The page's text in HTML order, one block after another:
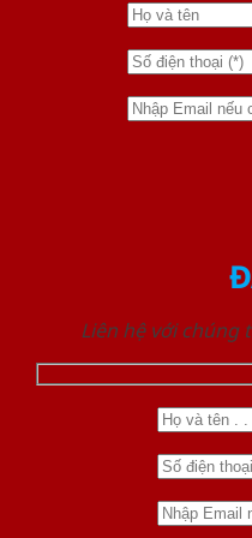
Liên hệ với chúng